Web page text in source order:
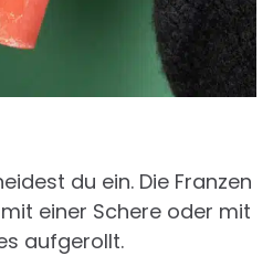
du ein. Die Franzen
einer Schere oder mit
aufgerollt.